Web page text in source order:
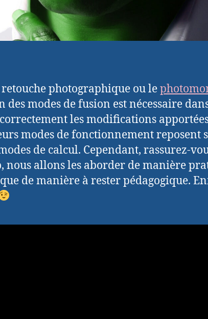
photographique ou le
des modes de fusion est nécessaire
les modifications
modes de fonctionnement reposent
de calcul. Cependant, rassurez-
nous allons les aborder de manière
de manière à rester pédagogique.